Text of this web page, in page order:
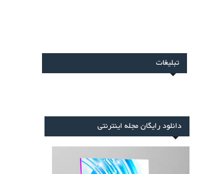
تبلیغات
دانلود رایگان مجله اینترنتی